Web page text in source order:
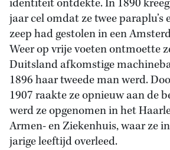
identiteit ontdekte. In 1890
jaar cel omdat ze twee paraplu’s
zeep had gestolen in een
Weer op vrije voeten ontmoette
Duitsland afkomstige
1896 haar tweede man werd.
1907 raakte ze opnieuw aan de
werd ze opgenomen in het
Armen- en Ziekenhuis, waar ze
jarige leeftijd overleed.